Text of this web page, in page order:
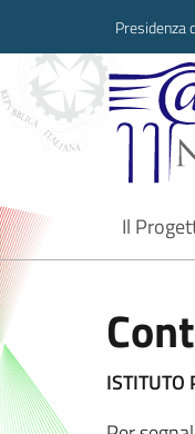
Presidenza
Il
current
ISTITUTO